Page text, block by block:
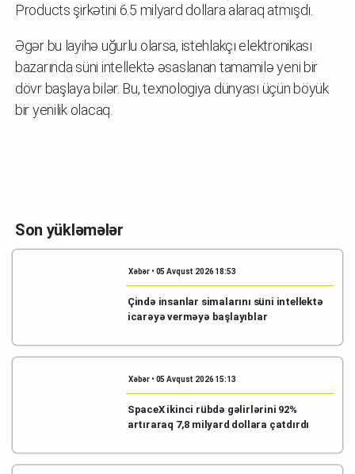
Products şirkətini 6.5 milyard dollara alaraq atmışdı.
Əgər bu layihə uğurlu olarsa, istehlakçı elektronikası
bazarında süni intellektə əsaslanan tamamilə yeni bir
dövr başlaya bilər. Bu, texnologiya dünyası üçün böyük
bir yenilik olacaq.
Son yükləmələr
Xəbər • 05 Avqust 2026 18:53
Çində insanlar simalarını süni intellektə
icarəyə verməyə başlayıblar
Xəbər • 05 Avqust 2026 15:13
SpaceX ikinci rübdə gəlirlərini 92%
artıraraq 7,8 milyard dollara çatdırdı